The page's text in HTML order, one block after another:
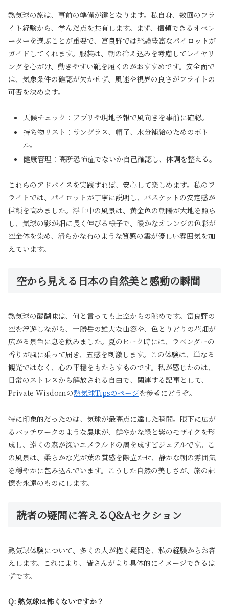
熱気球の旅は、事前の準備が鍵となります。私自身、数回のフラ
イト経験から、学んだ点を共有します。まず、信頼できるオペレ
ーターを選ぶことが重要で、富良野では経験豊富なパイロットが
ガイドしてくれます。服装は、朝の冷え込みを考慮してレイヤリ
ングを心がけ、動きやすい靴を履くのがおすすめです。安全面で
は、気象条件の確認が欠かせず、風速や視界の良さがフライトの
可否を決めます。
天候チェック：アプリや現地予報で風向きを事前に確認。
持ち物リスト：サングラス、帽子、水分補給のためのボト
ル。
健康管理：高所恐怖症でないか自己確認し、体調を整える。
これらのアドバイスを実践すれば、安心して楽しめます。私のフ
ライトでは、パイロットが丁寧に説明し、バスケットの安定感が
信頼を高めました。浮上中の風景は、黄金色の朝陽が大地を照ら
し、気球の影が畑に長く伸びる様子で、暖かなオレンジの色彩が
空全体を染め、滑らかな布のような質感の雲が優しい雰囲気を加
えています。
空から見える日本の自然美と感動の瞬間
熱気球の醍醐味は、何と言っても上空からの眺めです。富良野の
空を浮遊しながら、十勝岳の雄大な山容や、色とりどりの花畑が
広がる景色に息を飲みました。夏のピーク時には、ラベンダーの
香りが風に乗って届き、五感を刺激します。この体験は、単なる
観光ではなく、心の平穏をもたらすものです。私が感じたのは、
日常のストレスから解放される自由で、関連する記事として、
Private Wisdomの熱気球Tipsのページを参考にどうぞ。
特に印象的だったのは、気球が最高点に達した瞬間。眼下に広が
るパッチワークのような農地が、鮮やかな緑と紫のモザイクを形
成し、遠くの森が深いエメラルドの層を成すビジュアルです。こ
の風景は、柔らかな光が葉の質感を際立たせ、静かな朝の雰囲気
を穏やかに包み込んでいます。こうした自然の美しさが、旅の記
憶を永遠のものにします。
読者の疑問に答えるQ&Aセクション
熱気球体験について、多くの人が抱く疑問を、私の経験からお答
えします。これにより、皆さんがより具体的にイメージできるは
ずです。
Q: 熱気球は怖くないですか？